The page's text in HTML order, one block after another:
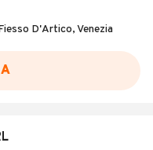
D'Artico, Venezia